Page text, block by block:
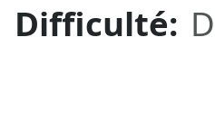
Difficulté: